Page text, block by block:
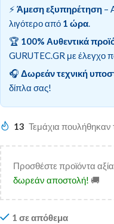
⚡ Άμεση εξυπηρέτηση –
λιγότερο από 1 ώρα.
🏆 100% Αυθεντικά
GURUTEC.GR με έλεγχο
🎧 Δωρεάν τεχνική
δίπλα σας!
13 Τεμάχια πουλήθηκαν
Προσθέστε προϊόντα
δωρεάν αποστολή! 🚚
1 σε απόθεμα